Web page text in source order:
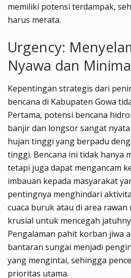
memiliki potensi terdampak,
harus merata.
Urgency:
Nyawa dan
Kepentingan strategis dari
bencana di Kabupaten Gowa
Pertama, potensi bencana
banjir dan longsor sangat
hujan tinggi yang berpadu
tinggi. Bencana ini tidak hanya
tetapi juga dapat mengancam
imbauan kepada masyarakat
pentingnya menghindari
cuaca buruk atau di area
krusial untuk mencegah
Pengalaman pahit korban jiwa
bantaran sungai menjadi
yang mengintai, sehingga
prioritas utama.